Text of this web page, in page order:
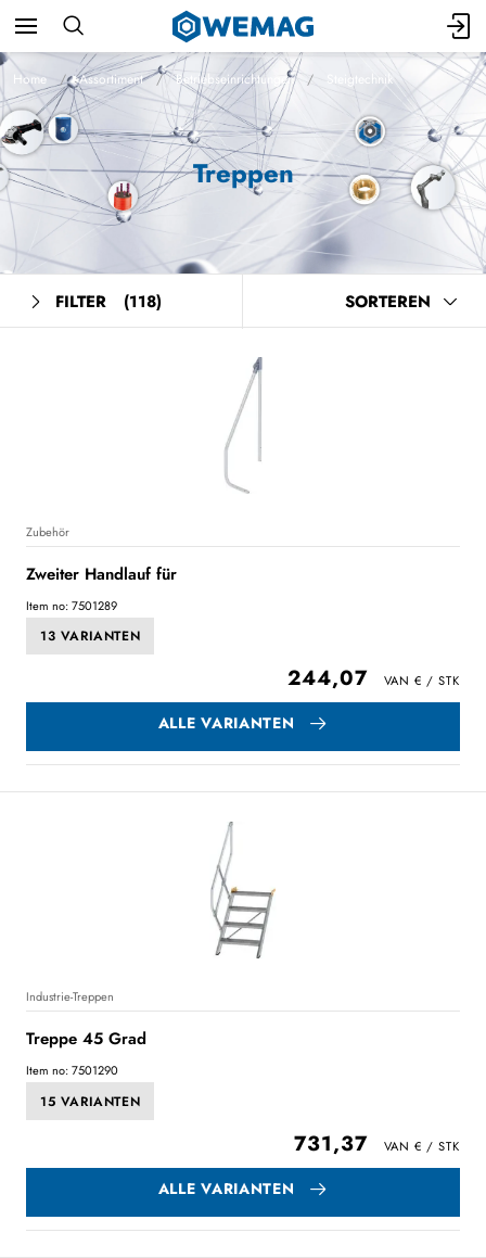
Home Assortiment Betriebseinrichtungen Steigtechnik
Treppen
FILTER (118) SORTEREN
Zubehör
Zweiter Handlauf für
Item no: 7501289
13 VARIANTEN
244,07
ALLE VARIANTEN
Industrie-Treppen
Treppe 45 Grad
Item no: 7501290
15 VARIANTEN
731,37
ALLE VARIANTEN